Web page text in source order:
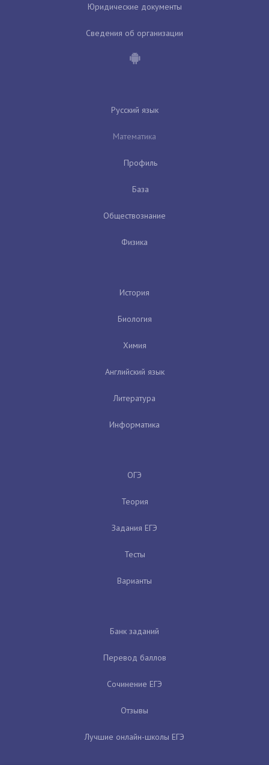
Юридические документы
Сведения об организации
Русский язык
Математика
Профиль
База
Обществознание
Физика
История
Биология
Химия
Английский язык
Литература
Информатика
ОГЭ
Теория
Задания ЕГЭ
Тесты
Варианты
Банк заданий
Перевод баллов
Сочинение ЕГЭ
Отзывы
Лучшие онлайн-школы ЕГЭ